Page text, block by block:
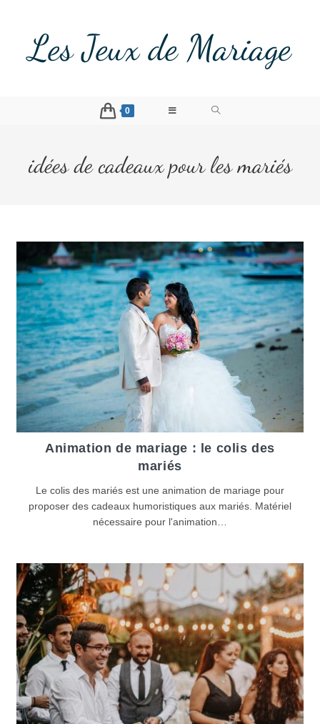
Les Jeux de Mariage
0
idées de cadeaux pour les mariés
Animation de mariage : le colis des
mariés
Le colis des mariés est une animation de mariage pour
proposer des cadeaux humoristiques aux mariés. Matériel
nécessaire pour l'animation…